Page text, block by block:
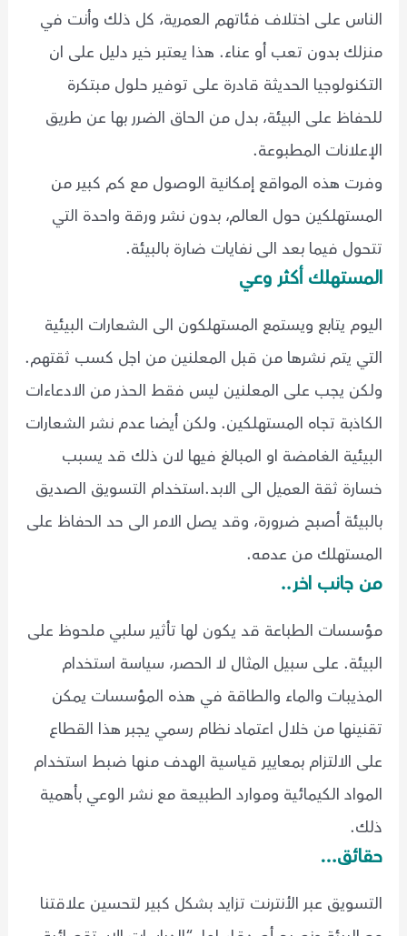
الناس على اختلاف فئاتهم العمرية، كل ذلك وأنت في
منزلك بدون تعب أو عناء. هذا يعتبر خير دليل على ان
التكنولوجيا الحديثة قادرة على توفير حلول مبتكرة
للحفاظ على البيئة، بدل من الحاق الضرر بها عن طريق
الإعلانات المطبوعة.
وفرت هذه المواقع إمكانية الوصول مع كم كبير من
المستهلكين حول العالم، بدون نشر ورقة واحدة التي
تتحول فيما بعد الى نفايات ضارة بالبيئة.
المستهلك أكثر وعي
اليوم يتابع ويستمع المستهلكون الى الشعارات البيئية
التي يتم نشرها من قبل المعلنين من اجل كسب ثقتهم.
ولكن يجب على المعلنين ليس فقط الحذر من الادعاءات
الكاذبة تجاه المستهلكين. ولكن أيضا عدم نشر الشعارات
البيئية الغامضة او المبالغ فيها لان ذلك قد يسبب
خسارة ثقة العميل الى الابد.استخدام التسويق الصديق
بالبيئة أصبح ضرورة، وقد يصل الامر الى حد الحفاظ على
المستهلك من عدمه.
من جانب اخر..
مؤسسات الطباعة قد يكون لها تأثير سلبي ملحوظ على
البيئة. على سبيل المثال لا الحصر، سياسة استخدام
المذيبات والماء والطاقة في هذه المؤسسات يمكن
تقنينها من خلال اعتماد نظام رسمي يجبر هذا القطاع
على الالتزام بمعايير قياسية الهدف منها ضبط استخدام
المواد الكيمائية وموارد الطبيعة مع نشر الوعي بأهمية
ذلك.
حقائق…
التسويق عبر الأنترنت تزايد بشكل كبير لتحسين علاقتنا